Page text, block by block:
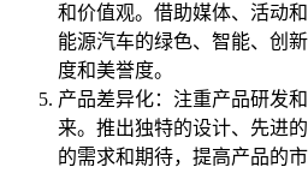
和价值观。借助媒体、活动
能源汽车的绿色、智能、创
度和美誉度。
产品差异化：注重产品研发
来。推出独特的设计、先进
的需求和期待，提高产品的市